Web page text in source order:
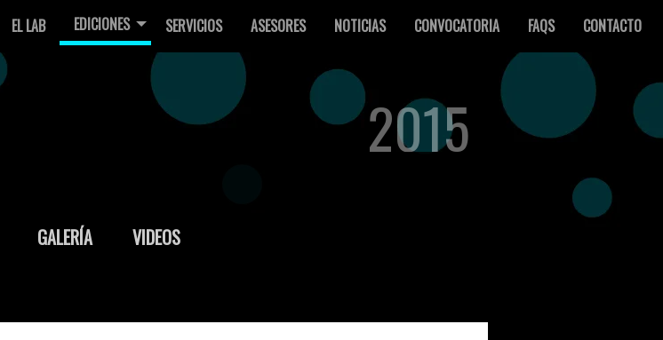
EL LAB EDICIONES SERVICIOS ASESORES NOTICIAS CONVOCATORIA FAQS CONTACTO
2015
GALERÍA VIDEOS